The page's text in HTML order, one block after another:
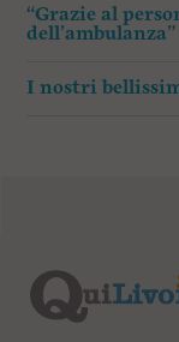
“Grazie al
dell’ambulanza”
I nostri